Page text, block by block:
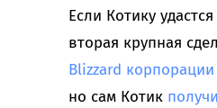
Если Котику
вторая крупная
Blizzard
но сам Котик